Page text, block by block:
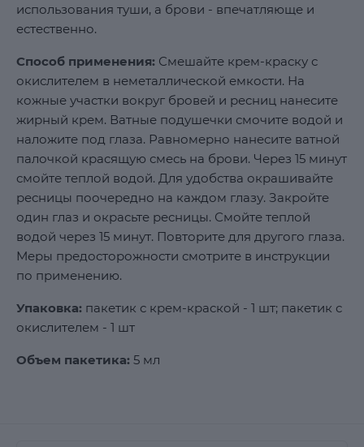
использования туши, а брови - впечатляюще и
естественно.
Способ применения: Смешайте крем-краску с
окислителем в неметаллической емкости. На
кожные участки вокруг бровей и ресниц нанесите
жирный крем. Ватные подушечки смочите водой и
наложите под глаза. Равномерно нанесите ватной
палочкой красящую смесь на брови. Через 15 минут
смойте теплой водой. Для удобства окрашивайте
ресницы поочередно на каждом глазу. Закройте
один глаз и окрасьте ресницы. Смойте теплой
водой через 15 минут. Повторите для другого глаза.
Меры предосторожности смотрите в инструкции
по применению.
Упаковка: пакетик с крем-краской - 1 шт; пакетик с
окислителем - 1 шт
Объем пакетика: 5 мл